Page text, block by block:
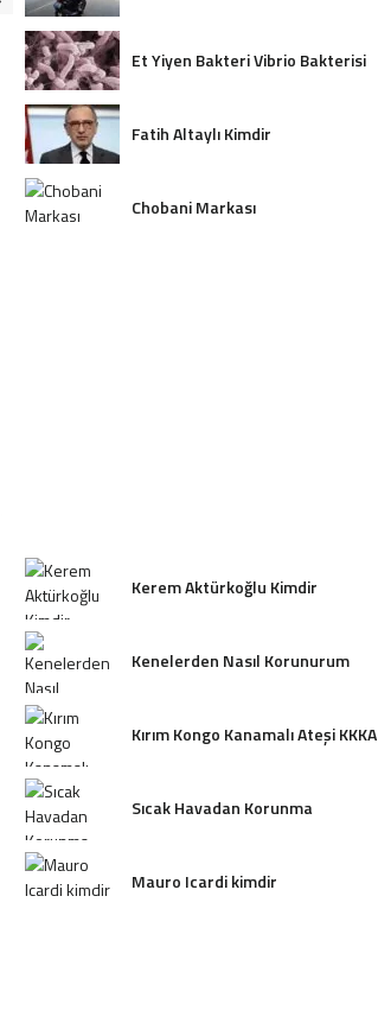
Et Yiyen Bakteri Vibrio Bakterisi
Fatih Altaylı Kimdir
Chobani Markası
Kerem Aktürkoğlu Kimdir
Kenelerden Nasıl Korunurum
Kırım Kongo Kanamalı Ateşi KKKA
Sıcak Havadan Korunma
Mauro Icardi kimdir